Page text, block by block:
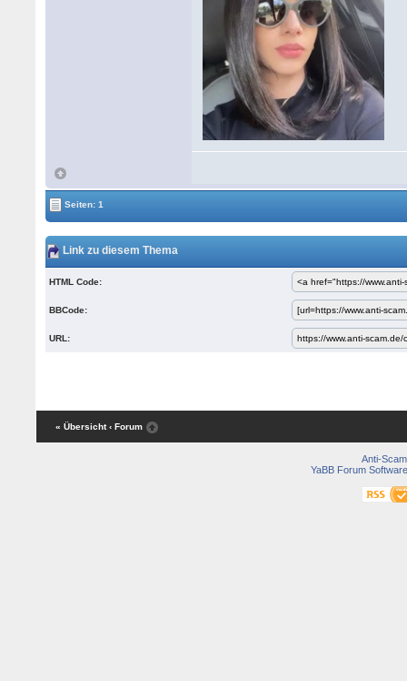
Seiten: 1
Link zu diesem Thema
HTML Code:
BBCode:
URL:
« Übersicht ‹ Forum
Anti-Scam
YaBB Forum Software